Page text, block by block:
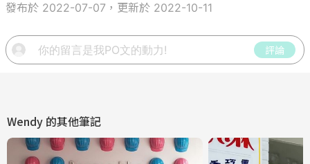
發布於 2022-07-07，更新於 2022-10-11
評論
Wendy 的其他筆記